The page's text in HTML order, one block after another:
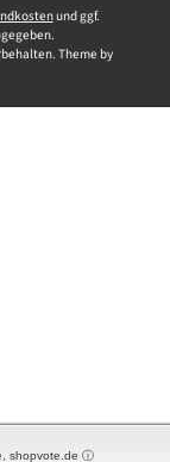
und ggf.
Theme by
shopvote.de ⓘ